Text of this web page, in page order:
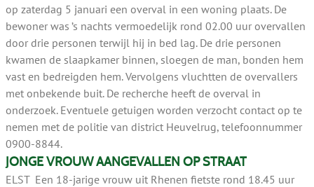
op zaterdag 5 januari een overval in een woning plaats. De
bewoner was ’s nachts vermoedelijk rond 02.00 uur overvallen
door drie personen terwijl hij in bed lag. De drie personen
kwamen de slaapkamer binnen, sloegen de man, bonden hem
vast en bedreigden hem. Vervolgens vluchtten de overvallers
met onbekende buit. De recherche heeft de overval in
onderzoek. Eventuele getuigen worden verzocht contact op te
nemen met de politie van district Heuvelrug, telefoonnummer
0900-8844.
JONGE VROUW AANGEVALLEN OP STRAAT
ELST Een 18-jarige vrouw uit Rhenen fietste rond 18.45 uur